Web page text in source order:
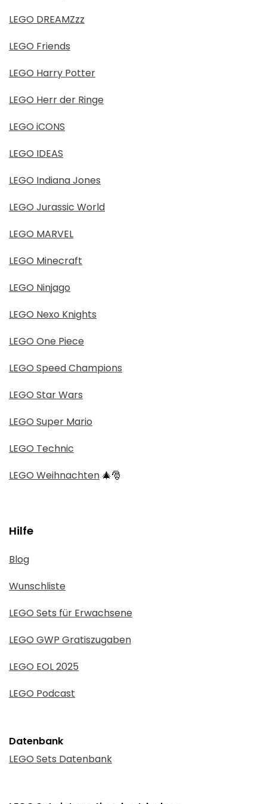
LEGO DREAMZzz
LEGO Friends
LEGO Harry Potter
LEGO Herr der Ringe
LEGO iCONS
LEGO IDEAS
LEGO Indiana Jones
LEGO Jurassic World
LEGO MARVEL
LEGO Minecraft
LEGO Ninjago
LEGO Nexo Knights
LEGO One Piece
LEGO Speed Champions
LEGO Star Wars
LEGO Super Mario
LEGO Technic
LEGO Weihnachten 🎄🎅
Hilfe
Blog
Wunschliste
LEGO Sets für Erwachsene
LEGO GWP Gratiszugaben
LEGO EOL 2025
LEGO Podcast
Datenbank
LEGO Sets Datenbank